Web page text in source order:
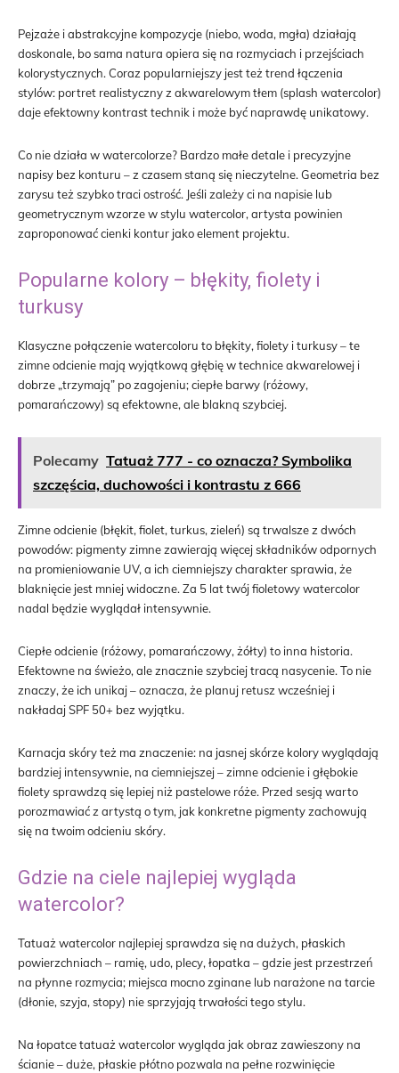
Pejzaże i abstrakcyjne kompozycje (niebo, woda, mgła) działają
doskonale, bo sama natura opiera się na rozmyciach i przejściach
kolorystycznych. Coraz popularniejszy jest też trend łączenia
stylów: portret realistyczny z akwarelowym tłem (splash watercolor)
daje efektowny kontrast technik i może być naprawdę unikatowy.
Co nie działa w watercolorze? Bardzo małe detale i precyzyjne
napisy bez konturu – z czasem staną się nieczytelne. Geometria bez
zarysu też szybko traci ostrość. Jeśli zależy ci na napisie lub
geometrycznym wzorze w stylu watercolor, artysta powinien
zaproponować cienki kontur jako element projektu.
Popularne kolory – błękity, fiolety i
turkusy
Klasyczne połączenie watercoloru to błękity, fiolety i turkusy – te
zimne odcienie mają wyjątkową głębię w technice akwarelowej i
dobrze „trzymają” po zagojeniu; ciepłe barwy (różowy,
pomarańczowy) są efektowne, ale blakną szybciej.
Polecamy Tatuaż 777 - co oznacza? Symbolika
szczęścia, duchowości i kontrastu z 666
Zimne odcienie (błękit, fiolet, turkus, zieleń) są trwalsze z dwóch
powodów: pigmenty zimne zawierają więcej składników odpornych
na promieniowanie UV, a ich ciemniejszy charakter sprawia, że
blaknięcie jest mniej widoczne. Za 5 lat twój fioletowy watercolor
nadal będzie wyglądał intensywnie.
Ciepłe odcienie (różowy, pomarańczowy, żółty) to inna historia.
Efektowne na świeżo, ale znacznie szybciej tracą nasycenie. To nie
znaczy, że ich unikaj – oznacza, że planuj retusz wcześniej i
nakładaj SPF 50+ bez wyjątku.
Karnacja skóry też ma znaczenie: na jasnej skórze kolory wyglądają
bardziej intensywnie, na ciemniejszej – zimne odcienie i głębokie
fiolety sprawdzą się lepiej niż pastelowe róże. Przed sesją warto
porozmawiać z artystą o tym, jak konkretne pigmenty zachowują
się na twoim odcieniu skóry.
Gdzie na ciele najlepiej wygląda
watercolor?
Tatuaż watercolor najlepiej sprawdza się na dużych, płaskich
powierzchniach – ramię, udo, plecy, łopatka – gdzie jest przestrzeń
na płynne rozmycia; miejsca mocno zginane lub narażone na tarcie
(dłonie, szyja, stopy) nie sprzyjają trwałości tego stylu.
Na łopatce tatuaż watercolor wygląda jak obraz zawieszony na
ścianie – duże, płaskie płótno pozwala na pełne rozwinięcie